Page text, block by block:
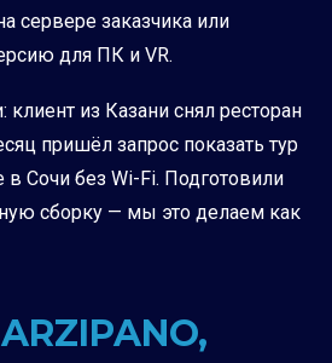
сервере заказчика или
для ПК и VR.
клиент из Казани снял ресторан
пришёл запрос показать тур
Сочи без Wi-Fi. Подготовили
сборку — мы это делаем как